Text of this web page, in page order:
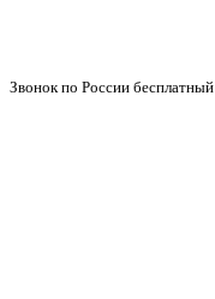
Звонок по России бесплатный